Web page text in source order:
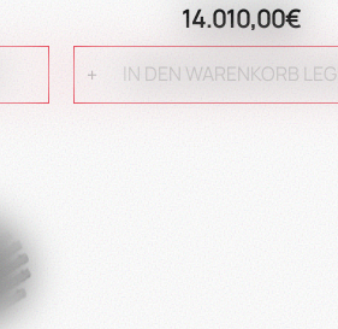
14.010,00€
IN DEN WARENKORB